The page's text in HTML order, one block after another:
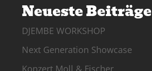
Neueste Beiträge
DJEMBE WORKSHOP
Next Generation Showcase
Konzert Moll & Fischer